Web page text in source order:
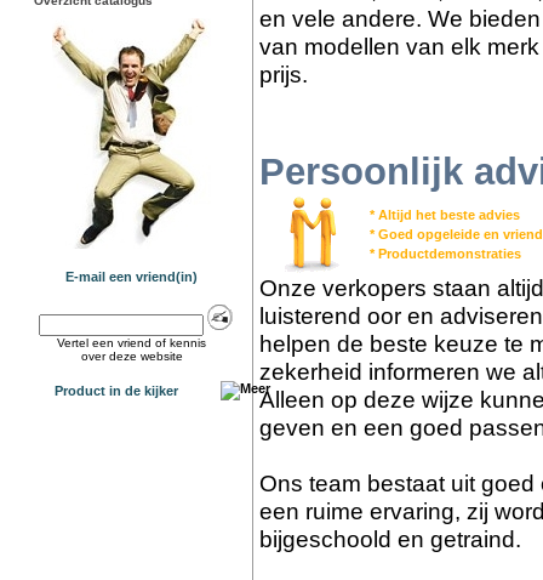
E-mail een vriend(in)
Vertel een vriend of kennis
over deze website
Product in de kijker
en vele andere. We
van modellen van elk
prijs.
Persoonlijk
* Altijd het beste advies
* Goed opgeleide en
* Productdemonstraties
Onze verkopers staan
luisterend oor en
helpen de beste keuze te
zekerheid informeren we
Alleen op deze wijze
geven en een goed
Ons team bestaat uit
een ruime ervaring, zij
bijgeschoold en getraind.